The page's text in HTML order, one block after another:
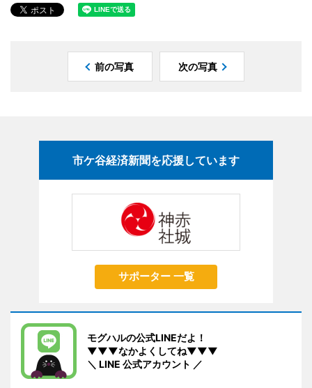
前の写真 次の写真
市ケ谷経済新聞を応援しています
サポーター 一覧
モグハルの公式LINEだよ！
▼▼▼なかよくしてね▼▼▼
＼ LINE 公式アカウント ／